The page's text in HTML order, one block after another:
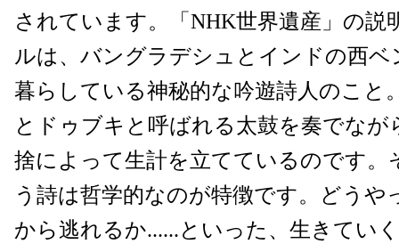
されています。「NHK世界遺産」の説
ルは、バングラデシュとインドの西ベ
暮らしている神秘的な吟遊詩人のこと
とドゥブキと呼ばれる太鼓を奏でなが
捨によって生計を立てているのです。
う詩は哲学的なのが特徴です。どうや
から逃れるか......といった、生きてい